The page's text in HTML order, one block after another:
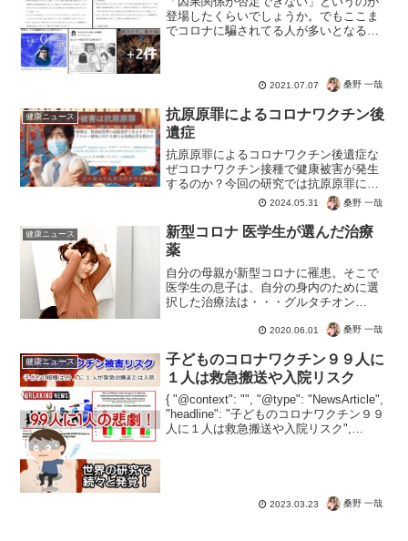
登場したくらいでしょうか。でもここま
でコロナに騙されてる人が多いとなる
選択もありだと思う。だってテレビに騙
されるような人が、これからの...
2021.07.07 桑野 一哉
健康ニュース
抗原原罪によるコロナワクチン後
遺症
抗原原罪によるコロナワクチン後遺症な
ぜコロナワクチン接種で健康被害が発生
するのか？今回の研究では抗原原罪によ
り免疫力を失うことを確認。接種するこ
とで感染しやすくなり、変異株への対応
も弱まる。打つほど感染、打つほど重症
化のネタばらしですね。※...
2024.05.31 桑野 一哉
健康ニュース
新型コロナ 医学生が選んだ治療
薬
自分の母親が新型コロナに罹患。そこで
医学生の息子は、自分の身内のために選
択した治療法は・・・グルタチオン
アミノ酸から成るトリペプチドである。
ミノ基とグルタミン...
2020.06.01 桑野 一哉
健康ニュース
子どものコロナワクチン９９人に
１人は救急搬送や入院リスク
{ "@context": "", "@type": "NewsArticle",
"headline": "子どものコロナワクチン９９
人に１人は救急搬送や入院リスク",
2023.03.23 桑野 一哉